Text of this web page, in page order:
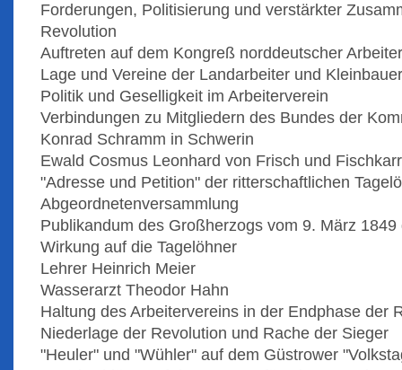
Forderungen, Politisierung und verstärkter
Revolution
Auftreten auf dem Kongreß norddeutscher
Lage und Vereine der Landarbeiter und
Politik und Geselligkeit im Arbeiterverein
Verbindungen zu Mitgliedern des Bundes der
Konrad Schramm in Schwerin
Ewald Cosmus Leonhard von Frisch und
"Adresse und Petition" der ritterschaftlichen
Abgeordnetenversammlung
Publikandum des Großherzogs vom 9. März
Wirkung auf die Tagelöhner
Lehrer Heinrich Meier
Wasserarzt Theodor Hahn
Haltung des Arbeitervereins in der Endphase der
Niederlage der Revolution und Rache der Sieger
"Heuler" und "Wühler" auf dem Güstrower